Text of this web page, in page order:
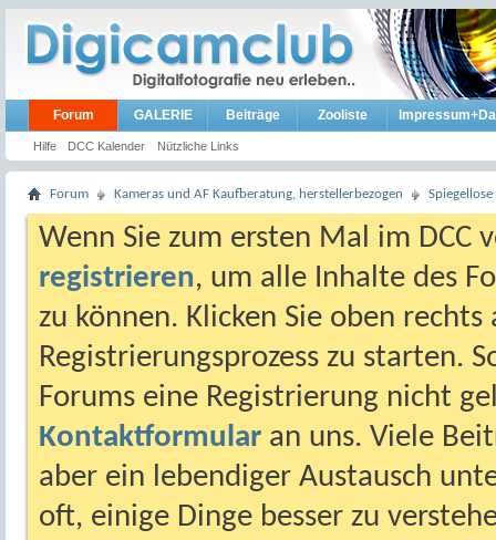
Forum
Hilfe DCC Kalender Nützliche Links
GALERIE Beiträge Zooliste
Forum Kameras und AF Kaufberatung, herstellerbezogen
Wenn Sie zum ersten Mal im DCC
registrieren, um alle Inhalte des
zu können. Klicken Sie oben
Registrierungsprozess zu starten.
Forums eine Registrierung nicht
Kontaktformular an uns. Viele
aber ein lebendiger Austausch
oft, einige Dinge besser zu